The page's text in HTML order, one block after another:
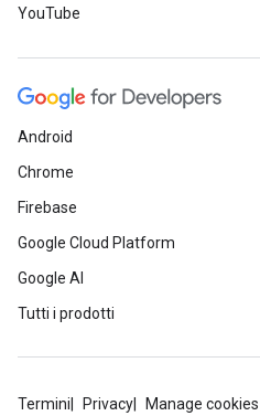
YouTube
Android
Chrome
Firebase
Google Cloud Platform
Google AI
Tutti i prodotti
Termini Privacy Manage cookies